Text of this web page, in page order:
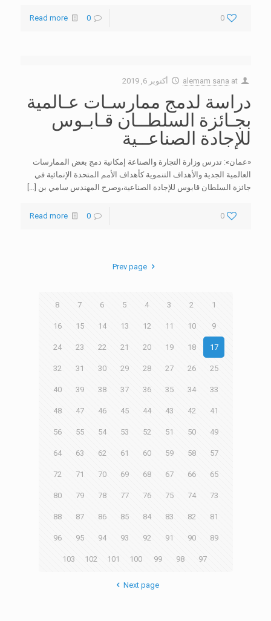
0
0
Read more
alemam sana at أكتوبر 6, 2019
دراسة لدمج ممارسـات عـالمية
بجـائزة السلطــان قـابـوس
للإجادة الصناعــية
«عمان»: تدرس وزارة التجارة والصناعة إمكانية دمج بعض الممارسات
العالمية الجدية والأهداف التنموية كأهداف الأمم المتحدة الإنمائية في
جائزة السلطان قابوس للإجادة الصناعية،وصرح المهندس سامي بن […]
0
0
Read more
Prev page
1
2
3
4
5
6
7
8
9
10
11
12
13
14
15
16
17
18
19
20
21
22
23
24
25
26
27
28
29
30
31
32
33
34
35
36
37
38
39
40
41
42
43
44
45
46
47
48
49
50
51
52
53
54
55
56
57
58
59
60
61
62
63
64
65
66
67
68
69
70
71
72
73
74
75
76
77
78
79
80
81
82
83
84
85
86
87
88
89
90
91
92
93
94
95
96
97
98
99
100
101
102
103
Next page